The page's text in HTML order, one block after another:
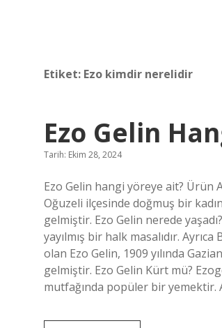
Etiket: Ezo kimdir nerelidir
Ezo Gelin
Tarih: Ekim 28, 2024
Ezo Gelin hangi yöreye ait? Ürün
Oğuzeli ilçesinde doğmuş bir
gelmiştir. Ezo Gelin nerede
yayılmış bir halk masalıdır.
olan Ezo Gelin, 1909 yılında
gelmiştir. Ezo Gelin Kürt mü?
mutfağında popüler bir yemektir.